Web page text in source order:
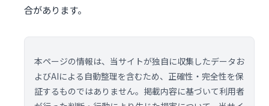
合があります。
本ページの情報は、当サイトが独自に収集したデータお
よびAIによる自動整理を含むため、正確性・完全性を保
証するものではありません。掲載内容に基づいて利用者